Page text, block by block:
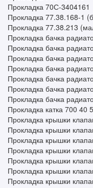
Прокладка 70С-3404161
Прокладка 77.38.168-1
Прокладка 77.38.213
Прокладка бачка
Прокладка бачка
Прокладка бачка
Прокладка бачка
Прокладка бачка
Прокладка бачка
Прокладка бачка
Прокладка катка 700 40
Прокладка крышки
Прокладка крышки
Прокладка крышки
Прокладка крышки
Прокладка крышки
Прокладка крышки
Прокладка крышки